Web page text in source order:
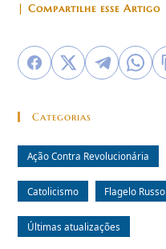
| Compartilhe esse Artigo
Categorias
Ação Contra Revolucionária
Catolicismo Flagelo Russo
Últimas atualizações